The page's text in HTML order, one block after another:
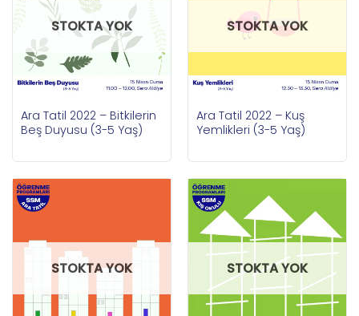
STOKTA YOK
Ara Tatil 2022 – Bitkilerin
Beş Duyusu (3-5 Yaş)
STOKTA YOK
Ara Tatil 2022 – Kuş
Yemlikleri (3-5 Yaş)
STOKTA YOK STOKTA YOK